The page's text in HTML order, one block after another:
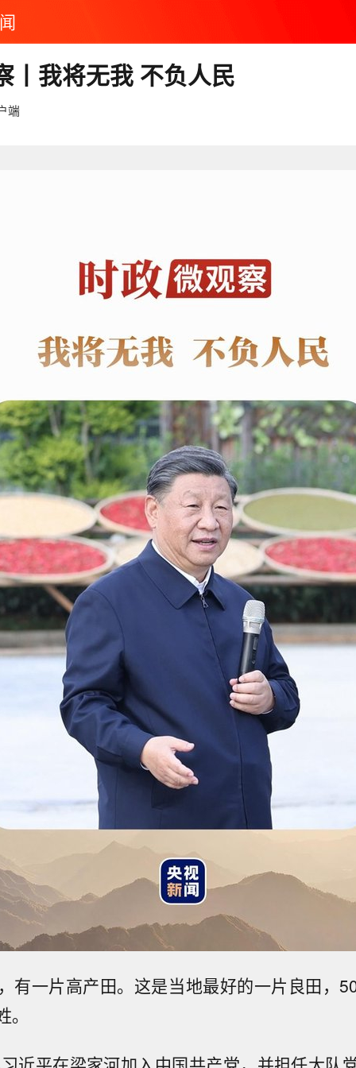
丨我将无我 不负人民
端
有一片高产田。这是当地最好的一片良田，